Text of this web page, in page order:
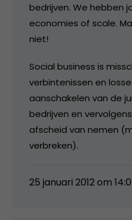
bedrijven. We hebben
economies of scale.
niet!
Social business is
verbintenissen en
aanschakelen van de
bedrijven en
afscheid van nemen
verbreken).
25 januari 2012 om